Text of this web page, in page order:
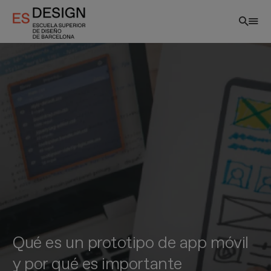
contenido
principal
Qué es un prototipo de app móvil
y por qué es importante